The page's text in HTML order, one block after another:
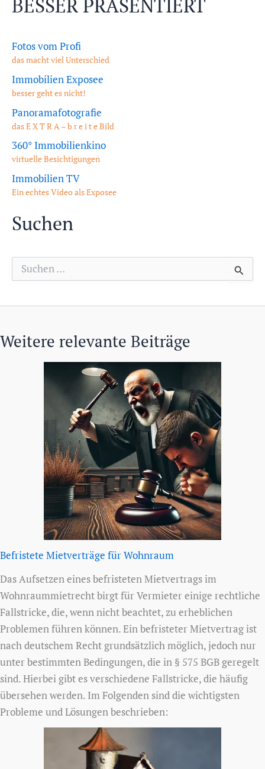
Fotos vom Profi
das macht viel Unterschied
Immobilien Exposee
besser geht es nicht!
Panoramafotografie
das E X T R A – b r e i t e Bild
360° Immobilienkino
virtuelle Besichtigungen
Immobilien TV
Ein echtes Video als Exposee
Suchen
e
a
Weitere relevante Beiträge
Befristete Mietverträge für Wohnraum
Das Aufsetzen eines befristeten Mietvertrags im
Wohnraummietrecht birgt für Vermieter einige rechtliche
Fallstricke, die, wenn nicht beachtet, zu erheblichen
Problemen führen können. Ein befristeter Mietvertrag ist
nach deutschem Recht grundsätzlich möglich, jedoch nur
unter bestimmten Bedingungen, die in § 575 BGB geregelt
sind. Hierbei gibt es verschiedene Fallstricke, die häufig
übersehen werden. Im Folgenden sind die wichtigsten
Probleme und Lösungen beschrieben: